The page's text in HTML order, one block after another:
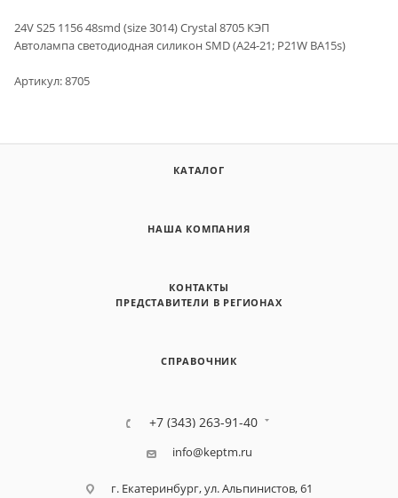
24V S25 1156 48smd (size 3014) Crystal 8705 КЭП
Автолампа светодиодная силикон SMD (А24-21; P21W BA15s)
Артикул: 8705
КАТАЛОГ
НАША КОМПАНИЯ
КОНТАКТЫ
ПРЕДСТАВИТЕЛИ В РЕГИОНАХ
СПРАВОЧНИК
+7 (343) 263-91-40
info@keptm.ru
г. Екатеринбург, ул. Альпинистов, 61